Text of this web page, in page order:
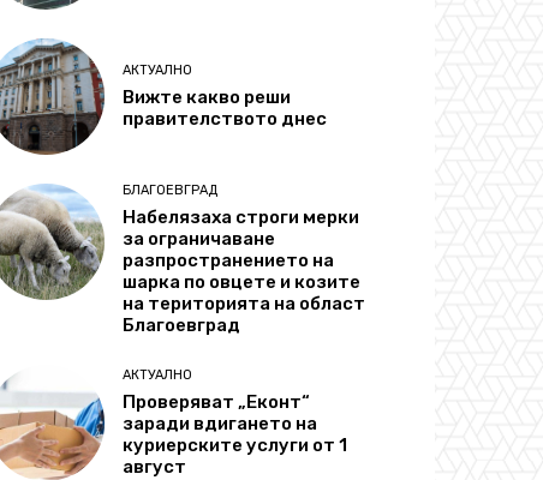
АКТУАЛНО
Вижте какво реши
правителството днес
БЛАГОЕВГРАД
Набелязаха строги мерки
за ограничаване
разпространението на
шарка по овцете и козите
на територията на област
Благоевград
АКТУАЛНО
Проверяват „Еконт“
заради вдигането на
куриерските услуги от 1
август